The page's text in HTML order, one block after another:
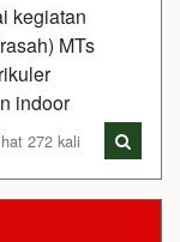
kegiatan
MTs
indoor
272 kali